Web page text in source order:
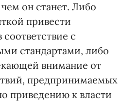
он станет. Либо
привести
с
стандартами, либо
внимание от
предпринимаемых
приведению к власти